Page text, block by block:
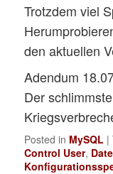
Trotzdem viel
den aktuellen
Adendum
Der
Posted in MySQL |
Control User,